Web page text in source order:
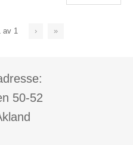
av 1 › »
50-52